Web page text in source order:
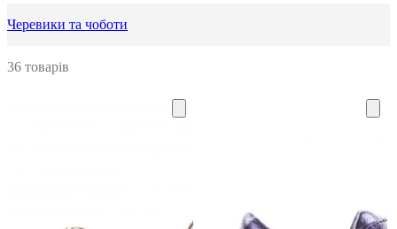
Черевики та чоботи
36 товарів